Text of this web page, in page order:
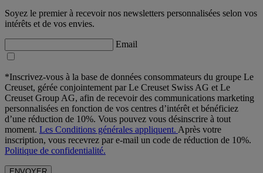
Soyez le premier à recevoir nos newsletters personnalisées selon vos
intérêts et de vos envies.
Email
*Inscrivez-vous à la base de données consommateurs du groupe Le
Creuset, gérée conjointement par Le Creuset Swiss AG et Le
Creuset Group AG, afin de recevoir des communications marketing
personnalisées en fonction de vos centres d’intérêt et bénéficiez
d’une réduction de 10%. Vous pouvez vous désinscrire à tout
moment. Les Conditions générales appliquent. Après votre
inscription, vous recevrez par e-mail un code de réduction de 10%.
Politique de confidentialité.